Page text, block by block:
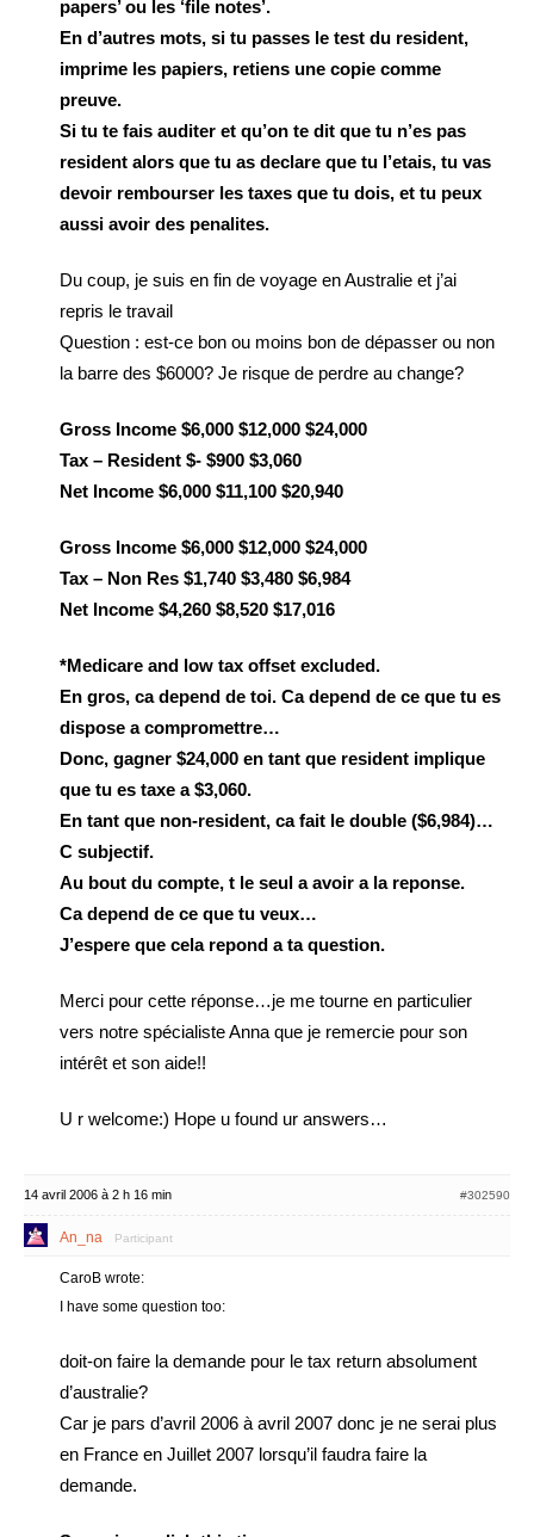
papers’ ou les ‘file notes’.
En d’autres mots, si tu passes le test du resident,
imprime les papiers, retiens une copie comme
preuve.
Si tu te fais auditer et qu’on te dit que tu n’es pas
resident alors que tu as declare que tu l’etais, tu vas
devoir rembourser les taxes que tu dois, et tu peux
aussi avoir des penalites.
Du coup, je suis en fin de voyage en Australie et j’ai
repris le travail
Question : est-ce bon ou moins bon de dépasser ou non
la barre des $6000? Je risque de perdre au change?
Gross Income $6,000 $12,000 $24,000
Tax – Resident $- $900 $3,060
Net Income $6,000 $11,100 $20,940
Gross Income $6,000 $12,000 $24,000
Tax – Non Res $1,740 $3,480 $6,984
Net Income $4,260 $8,520 $17,016
*Medicare and low tax offset excluded.
En gros, ca depend de toi. Ca depend de ce que tu es
dispose a compromettre…
Donc, gagner $24,000 en tant que resident implique
que tu es taxe a $3,060.
En tant que non-resident, ca fait le double ($6,984)…
C subjectif.
Au bout du compte, t le seul a avoir a la reponse.
Ca depend de ce que tu veux…
J’espere que cela repond a ta question.
Merci pour cette réponse…je me tourne en particulier
vers notre spécialiste Anna que je remercie pour son
intérêt et son aide!!
U r welcome:) Hope u found ur answers…
14 avril 2006 à 2 h 16 min #302590
An_na Participant
CaroB wrote:
I have some question too:
doit-on faire la demande pour le tax return absolument
d’australie?
Car je pars d’avril 2006 à avril 2007 donc je ne serai plus
en France en Juillet 2007 lorsqu’il faudra faire la
demande.